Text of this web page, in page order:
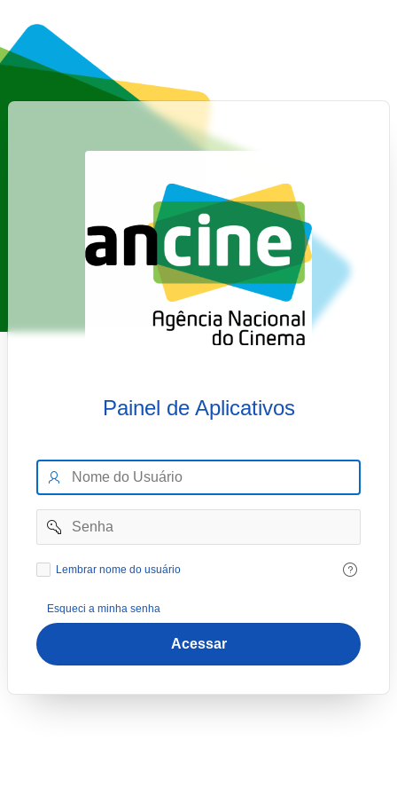
Painel de Aplicativos
Nome
Usuário
Senha
Lembrar
usuário
Lembrar nome do usuário
Esqueci a minha senha
Acessar